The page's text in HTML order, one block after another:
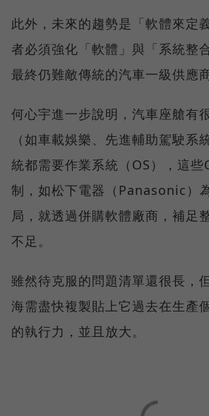
此外，未來的趨勢是「軟體來定
者必須強化「軟體」與「系統整
最終仍難敵傳統的汽車一級供應商
何心宇進一步說明，汽車座艙有
（如車載娛樂、先進輔助駕駛系
統都需要作業系統（OS），這些
制，如松下電器（Panasonic）
局，就透過併購軟體廠商，補足
不足。
雖然待克服的問題清單還很長，
海需盡快複製貼上它過去在生產
的執行力，並且放大。